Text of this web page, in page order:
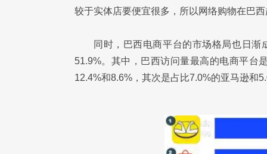
较于实体店要便宜很多，所以网络购物在巴
同时，巴西电商平台的市场格局也日
51.9%。其中，巴西访问量最高的电商平台
12.4%和8.6%，其次是占比7.0%的亚马逊和